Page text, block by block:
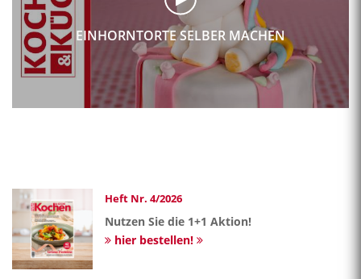
EINHORNTORTE SELBER MACHEN
Heft Nr. 4/2026
Nutzen Sie die 1+1 Aktion!
hier bestellen!